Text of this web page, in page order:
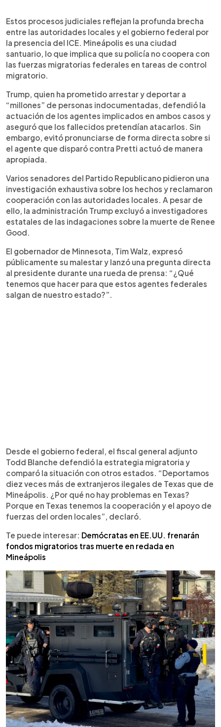
Estos procesos judiciales reflejan la profunda brecha
entre las autoridades locales y el gobierno federal por
la presencia del ICE. Mineápolis es una ciudad
santuario, lo que implica que su policía no coopera con
las fuerzas migratorias federales en tareas de control
migratorio.
Trump, quien ha prometido arrestar y deportar a
“millones” de personas indocumentadas, defendió la
actuación de los agentes implicados en ambos casos y
aseguró que los fallecidos pretendían atacarlos. Sin
embargo, evitó pronunciarse de forma directa sobre si
el agente que disparó contra Pretti actuó de manera
apropiada.
Varios senadores del Partido Republicano pidieron una
investigación exhaustiva sobre los hechos y reclamaron
cooperación con las autoridades locales. A pesar de
ello, la administración Trump excluyó a investigadores
estatales de las indagaciones sobre la muerte de Renee
Good.
El gobernador de Minnesota, Tim Walz, expresó
públicamente su malestar y lanzó una pregunta directa
al presidente durante una rueda de prensa: “¿Qué
tenemos que hacer para que estos agentes federales
salgan de nuestro estado?”.
Desde el gobierno federal, el fiscal general adjunto
Todd Blanche defendió la estrategia migratoria y
comparó la situación con otros estados. “Deportamos
diez veces más de extranjeros ilegales de Texas que de
Mineápolis. ¿Por qué no hay problemas en Texas?
Porque en Texas tenemos la cooperación y el apoyo de
fuerzas del orden locales”, declaró.
Te puede interesar: Demócratas en EE.UU. frenarán
fondos migratorios tras muerte en redada en
Mineápolis